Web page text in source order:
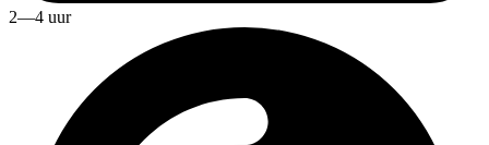
2—4 uur